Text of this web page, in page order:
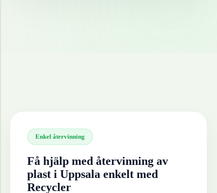
Enkel återvinning
Få hjälp med återvinning av
plast i Uppsala enkelt med
Recycler